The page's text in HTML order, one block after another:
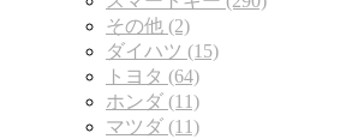
その他 (2)
ダイハツ (15)
トヨタ (64)
ホンダ (11)
マツダ (11)